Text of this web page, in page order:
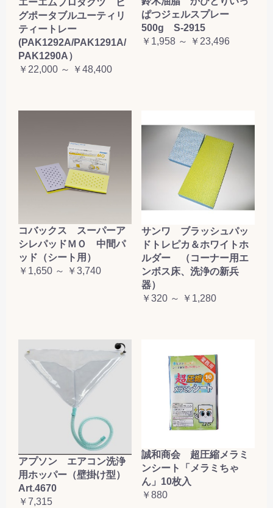
エーエムプロダクツ ピ
グポータブルユーティリ
ティートレー
(PAK1292A/PAK1291A/
PAK1290A）
￥22,000 ～ ￥48,400
ぱつジェルスプレー
500g S-2915
￥1,958 ～ ￥23,496
コバックス スーパーア
シレパッドＭＯ 中間パ
ッド（シート用）
￥1,650 ～ ￥3,740
サンワ ブラッシュパッ
ドトレピカ＆ホワイトホ
ルダー （コーナー用エ
ンボス床、洗浄の新兵
器）
￥320 ～ ￥1,280
アプソン エアコン洗浄
用ホッパー（壁掛け型）
Art.4670
￥7,315
誠和商会 超圧縮メラミ
ンシート「メラミちゃ
ん」10枚入
￥880